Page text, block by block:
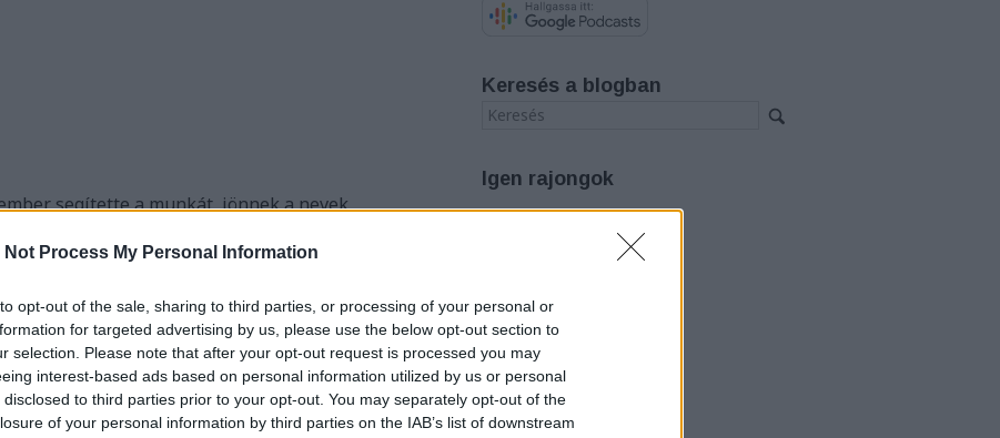
Not Process My Personal Information
opt-out of the sale, sharing to third parties, or processing of your personal or
for targeted advertising by us, please use the below opt-out section to
selection. Please note that after your opt-out request is processed you may
interest-based ads based on personal information utilized by us or personal
disclosed to third parties prior to your opt-out. You may separately opt-out of the
of your personal information by third parties on the IAB’s list of downstream
segítette a munkát, jönnek a nevek
kormány
bizalom
ban
Keresés a blogban
Igen rajongok
2026 június
2026 május
2026 április
2026 március
2026 február
2026 január
2025 december